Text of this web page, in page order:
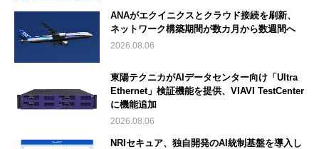
ANAがエクイニクスとクラウド接続を刷新、
ネットワーク構築期間が数カ月から数週間へ
2026.08.06
東陽テクニカがAIデータセンター向け「Ultra
Ethernet」検証機能を提供、VIAVI TestCenter
に機能追加
2026.08.06
NRIセキュア、独自開発のAI統制基盤を導入し